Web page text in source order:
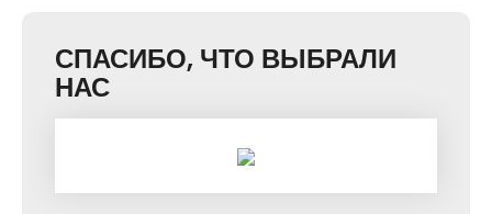
СПАСИБО, ЧТО ВЫБРАЛИ
НАС